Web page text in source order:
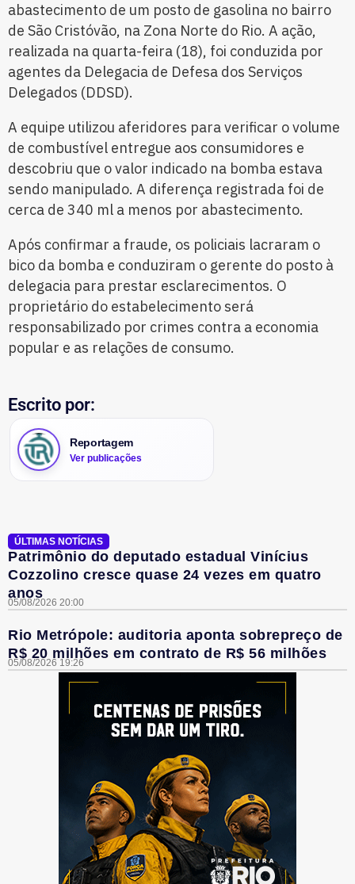
abastecimento de um posto de gasolina no bairro
de São Cristóvão, na Zona Norte do Rio. A ação,
realizada na quarta-feira (18), foi conduzida por
agentes da Delegacia de Defesa dos Serviços
Delegados (DDSD).
A equipe utilizou aferidores para verificar o volume
de combustível entregue aos consumidores e
descobriu que o valor indicado na bomba estava
sendo manipulado. A diferença registrada foi de
cerca de 340 ml a menos por abastecimento.
Após confirmar a fraude, os policiais lacraram o
bico da bomba e conduziram o gerente do posto à
delegacia para prestar esclarecimentos. O
proprietário do estabelecimento será
responsabilizado por crimes contra a economia
popular e as relações de consumo.
Escrito por:
Reportagem
Ver publicações
ÚLTIMAS NOTÍCIAS
Patrimônio do deputado estadual Vinícius
Cozzolino cresce quase 24 vezes em quatro
anos
05/08/2026 20:00
Rio Metrópole: auditoria aponta sobrepreço de
R$ 20 milhões em contrato de R$ 56 milhões
05/08/2026 19:26